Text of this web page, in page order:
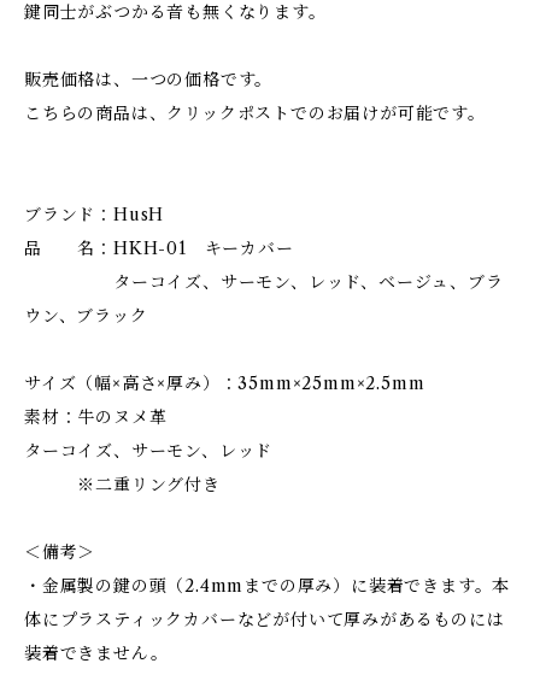
鍵同士がぶつかる音も無くなります。
販売価格は、一つの価格です。
こちらの商品は、クリックポストでのお届けが可能です。
ブランド：HusH
品 名：HKH-01 キーカバー
ターコイズ、サーモン、レッド、ベージュ、ブラ
ウン、ブラック
サイズ（幅×高さ×厚み）：35mm×25mm×2.5mm
素材：牛のヌメ革
ターコイズ、サーモン、レッド
※二重リング付き
＜備考＞
・金属製の鍵の頭（2.4mmまでの厚み）に装着できます。本
体にプラスティックカバーなどが付いて厚みがあるものには
装着できません。